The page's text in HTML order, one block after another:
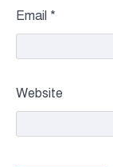
Email *
Website